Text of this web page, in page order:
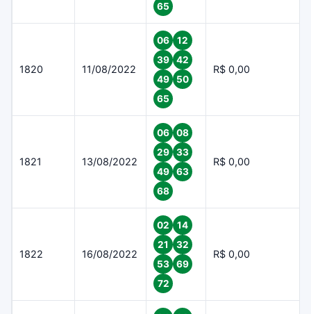
65
1820 11/08/2022
06
12
39
42
49
50
65
R$ 0,00
1821 13/08/2022
06
08
29
33
49
63
68
R$ 0,00
1822 16/08/2022
02
14
21
32
53
69
72
R$ 0,00